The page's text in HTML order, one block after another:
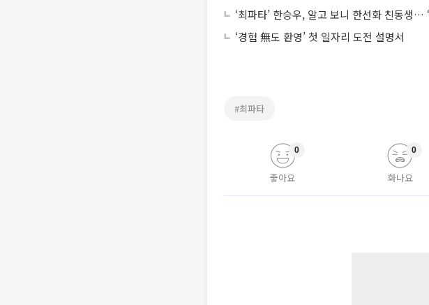
‘최파타’ 한승우, 알고 보니 한선화 친동생
‘경험 無도 환영’ 첫 일자리 도전 설명서
#최파타
좋아요
0
화나요
0